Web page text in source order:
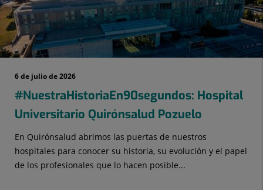
6 de julio de 2026
#NuestraHistoriaEn90segundos: Hospital
Universitario Quirónsalud Pozuelo
En Quirónsalud abrimos las puertas de nuestros
hospitales para conocer su historia, su evolución y el papel
de los profesionales que lo hacen posible...